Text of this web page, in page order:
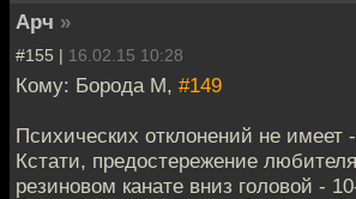
Арч »
#155 | 16.02.15 10:28
Кому: Борода М, #149
Психических отклонений не имеет
Кстати, предостережение
резиновом канате вниз головой -